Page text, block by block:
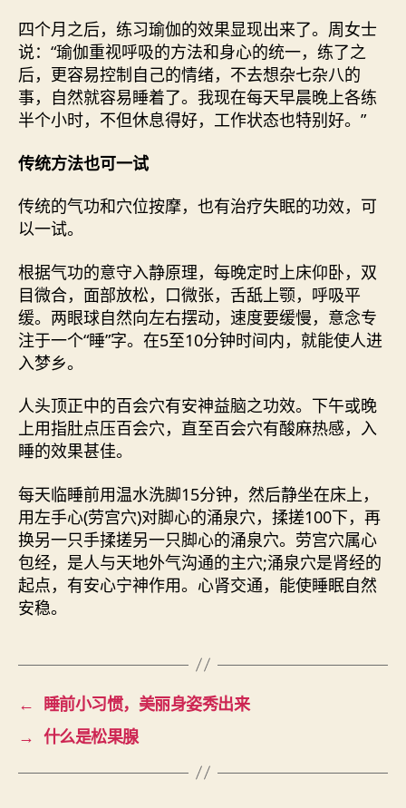
四个月之后，练习瑜伽的效果显现出来了。周女士
说：“瑜伽重视呼吸的方法和身心的统一，练了之
后，更容易控制自己的情绪，不去想杂七杂八的
事，自然就容易睡着了。我现在每天早晨晚上各练
半个小时，不但休息得好，工作状态也特别好。”
传统方法也可一试
传统的气功和穴位按摩，也有治疗失眠的功效，可
以一试。
根据气功的意守入静原理，每晚定时上床仰卧，双
目微合，面部放松，口微张，舌舐上颚，呼吸平
缓。两眼球自然向左右摆动，速度要缓慢，意念专
注于一个“睡”字。在5至10分钟时间内，就能使人进
入梦乡。
人头顶正中的百会穴有安神益脑之功效。下午或晚
上用指肚点压百会穴，直至百会穴有酸麻热感，入
睡的效果甚佳。
每天临睡前用温水洗脚15分钟，然后静坐在床上，
用左手心(劳宫穴)对脚心的涌泉穴，揉搓100下，再
换另一只手揉搓另一只脚心的涌泉穴。劳宫穴属心
包经，是人与天地外气沟通的主穴;涌泉穴是肾经的
起点，有安心宁神作用。心肾交通，能使睡眠自然
安稳。
← 睡前小习惯，美丽身姿秀出来
→ 什么是松果腺